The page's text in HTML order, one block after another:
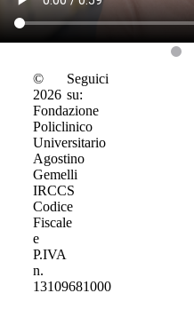
©
2026
Fondazione
Policlinico
Universitario
Agostino
Gemelli
IRCCS
Codice
Fiscale
e
P.IVA
n.
13109681000
Seguici
su: